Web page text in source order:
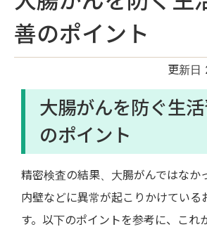
善のポイント
更新日
大腸がんを防ぐ生
のポイント
精密検査の結果、大腸がんではなか
内壁などに異常が起こりかけている
す。以下のポイントを参考に、これ